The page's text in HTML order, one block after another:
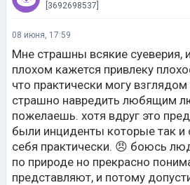
[3692698537]
08 июня, 17:59
Мне страшны всякие суеверия,
плохом кажется привлеку
что практически могу взглядом
страшно навредить любящим
пожелаешь. хотя вдруг это
были инциденты которые так
себя практически. 😠 боюсь
по природе но прекрасно
представляют, и потому